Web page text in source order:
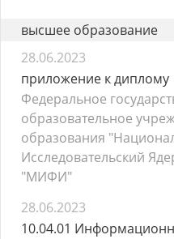
высшее образование
28.06.2023
приложение к диплому
Федеральное
образовательное
образования
Исследовательский
"МИФИ"
28.06.2023
10.04.01